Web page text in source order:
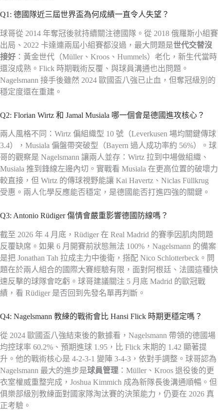
Q1: 德國隊近三屆世界盃為何成績一直令人失望？
球哥從 2014 年奪冠後就持續關注德國隊。從 2018 俄羅斯小組賽
出局、2022 卡達連兩屆小組賽都沒過，最大問題是世代交替沒
接好 ：黃金世代（Müller、Kroos、Hummels）老化，新生代當時
還沒成熟。Flick 時期戰術反覆、與球員溝通也出問題。
Nagelsmann 接手後雖然 2024 歐國盃八強已止血，但奪冠級別的
穩定度還在重建。
Q2: Florian Wirtz 和 Jamal Musiala 哪一個會是德國進攻核心？
兩人風格不同：Wirtz 偏組織型 10 號（Leverkusen 場均關鍵傳球
3.4），Musiala 偏盤帶突破型（Bayern 過人成功率約 56%）。球
哥的觀察是 Nagelsmann 讓兩人並存：Wirtz 拉到中場做組織、
Musiala 推到鋒線左邊內切。實戰看 Musiala 在更高位置的破壞力
較直接，但 Wirtz 的傳球視野能讓 Kai Havertz、Niclas Füllkrug
受惠。兩人化學反應能否穩定，是德國能否打進四強的關鍵。
Q3: Antonio Rüdiger 傷情會嚴重影響德國防線嗎？
截至 2026 年 4 月底，Rüdiger 在 Real Madrid 的賽季因肌肉問題
反覆缺席。如果 6 月開賽前狀態無法 100%，Nagelsmann 的備案
是把 Jonathan Tah 拉成主力中後衛，搭配 Nico Schlotterbeck。問
題在於兩人組合的國際大賽經驗有限，面對阿根廷、法國這種快
速反擊的球隊會吃虧。球哥建議關注 5 月底 Madrid 的歐冠戰
績，看 Rüdiger 是否回到先發名單再判斷。
Q4: Nagelsmann 教練的戰術會比 Hansi Flick 時期更穩定嗎？
從 2024 歐國盃八強結束後的數據看，Nagelsmann 帶領的德國場
均控球率 60.2%、預期進球 1.95，比 Flick 末期的 1.42 顯著提
升。他的戰術核心是 4-2-3-1 變陣 3-4-3，依對手調整。球哥認為
Nagelsmann 最大的進步是球員管理 ：Müller、Kroos 退役後的更
衣室權威重整完成，Joshua Kimmich 成為新隊長後溝通順暢。但
俱樂部級別教練面對國家隊淘汰賽的決策能力，仍要在 2026 真
正考驗。